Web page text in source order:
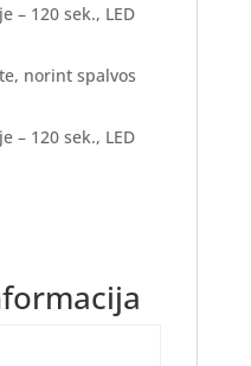
– 120 sek., LED
norint spalvos
– 120 sek., LED